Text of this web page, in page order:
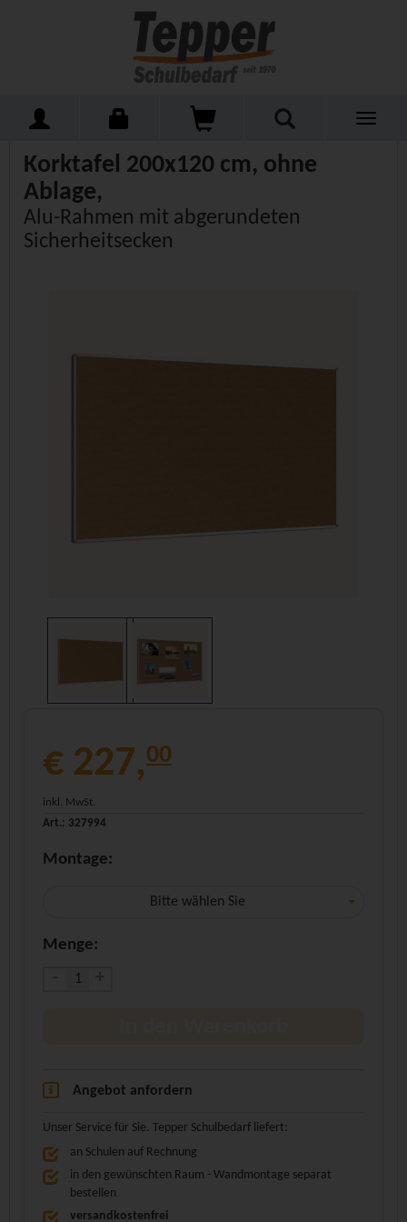
Toggle
Home Schulmöbel Wandtafeln Kork
Korktafel 200x120 cm, ohne
Ablage,
Alu-Rahmen mit abgerundeten
Sicherheitsecken
€ 227,00
inkl. MwSt.
Art.: 327994
Montage:
Bitte wählen Sie
Menge:
Angebot anfordern
Unser Service für Sie. Tepper Schulbedarf liefert:
an Schulen auf Rechnung
in den gewünschten Raum - Wandmontage separat
bestellen
versandkostenfrei